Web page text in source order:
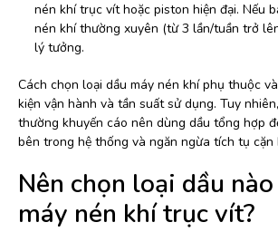
nén khí trục vít hoặc piston hiện đại. Nếu
nén khí thường xuyên (từ 3 lần/tuần trở
lý tưởng.
Cách chọn loại dầu máy nén khí phụ thuộc
kiện vận hành và tần suất sử dụng. Tuy
thường khuyến cáo nên dùng dầu tổng hợp
bên trong hệ thống và ngăn ngừa tích tụ cặn
Nên chọn loại dầu
máy nén khí trục vít?